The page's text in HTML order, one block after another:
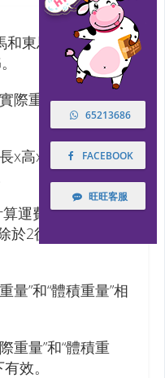
和東馬續重為
際重量”與“體積重
x高x寬/6000”的重
算運費，半拋是依
於2後的重量為
量”和“體積重量”相
重量”和“體積重
效。
65213686
FACEBOOK
旺旺客服